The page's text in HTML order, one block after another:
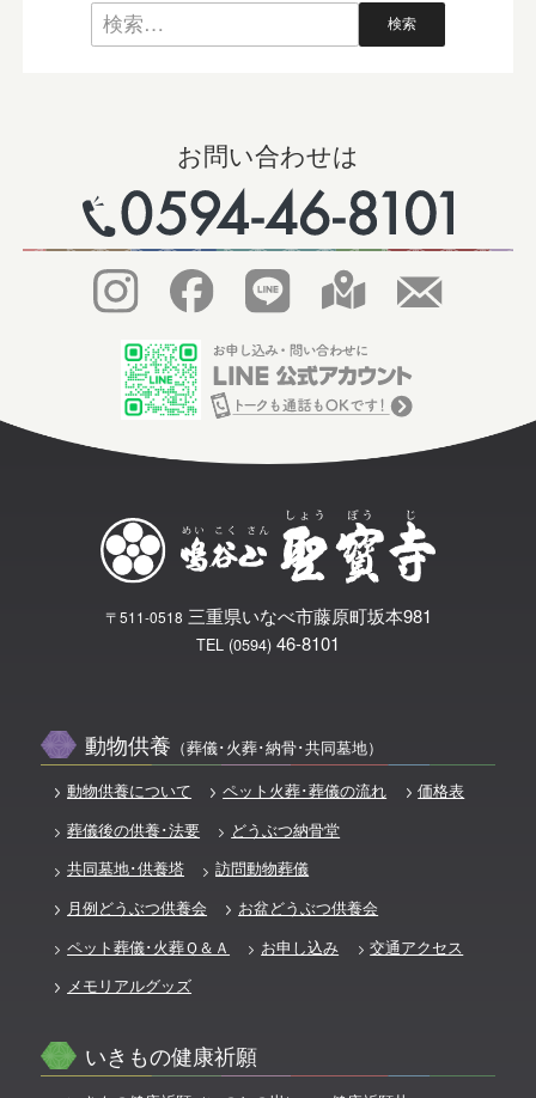
お問い合わせは
〒511-0518 三重県いなべ市藤原町坂本981
TEL (0594) 46-8101
動物供養 （葬儀･火葬･納骨･共同墓地）
動物供養について
ペット火葬･葬儀の流れ
価格表
葬儀後の供養･法要
どうぶつ納骨堂
共同墓地･供養塔
訪問動物葬儀
月例どうぶつ供養会
お盆どうぶつ供養会
ペット葬儀･火葬Ｑ＆Ａ
お申し込み
交通アクセス
メモリアルグッズ
いきもの健康祈願